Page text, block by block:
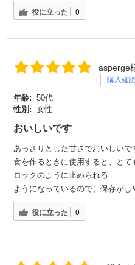
役に立った 0
asperge
購入確
年齢: 50代
性別: 女性
おいしいです
あっさりとした甘さでおいしい
食を作るときに使用すると、と
ロックのように止められる
ようになっているので、保存がし
役に立った 0